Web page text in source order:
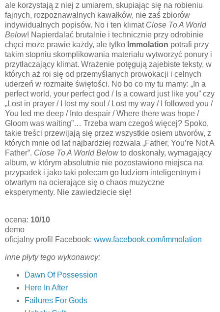
ale korzystają z niej z umiarem, skupiając się na robieniu
fajnych, rozpoznawalnych kawałków, nie zaś zbiorów
indywidualnych popisów. No i ten klimat Close To A World
Below! Napierdalać brutalnie i technicznie przy odrobinie
chęci może prawie każdy, ale tylko Immolation potrafi przy
takim stopniu skomplikowania materiału wytworzyć ponury i
przytłaczający klimat. Wrażenie potęgują zajebiste teksty, w
których aż roi się od przemyślanych prowokacji i celnych
uderzeń w rozmaite świętości. No bo co my tu mamy: „In a
perfect world, your perfect god / Is a coward just like you” czy
„Lost in prayer / I lost my soul / Lost my way / I followed you /
You led me deep / Into despair / Where there was hope /
Gloom was waiting”… Trzeba wam czegoś więcej? Spoko,
takie treści przewijają się przez wszystkie osiem utworów, z
których mnie od lat najbardziej rozwala „Father, You’re Not A
Father”. Close To A World Belowto doskonały, wymagający
album, w którym absolutnie nie pozostawiono miejsca na
przypadek i jako taki polecam go ludziom inteligentnym i
otwartym na ocierające się o chaos muzyczne
eksperymenty. Nie zawiedziecie się!
ocena: 10/10
demo
oficjalny profil Facebook: www.facebook.com/immolation
inne płyty tego wykonawcy:
Dawn Of Possession
Here In After
Failures For Gods